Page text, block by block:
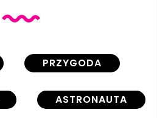
PRZYGODA
ASTRONAUTA